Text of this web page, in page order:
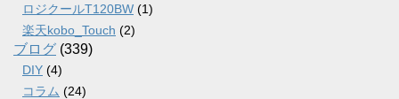
ロジクールT120BW (1)
楽天kobo_Touch (2)
ブログ (339)
DIY (4)
コラム (24)